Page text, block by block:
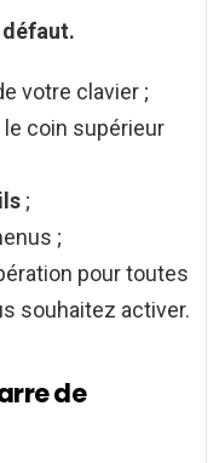
défaut.
votre clavier ;
coin supérieur
;
;
pour toutes
souhaitez activer.
de